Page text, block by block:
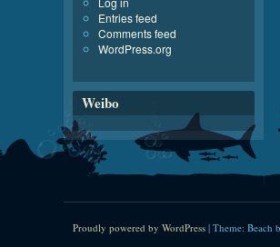
Entries feed
Comments feed
WordPress.org
Weibo
Proudly powered by WordPress | Theme: Beach